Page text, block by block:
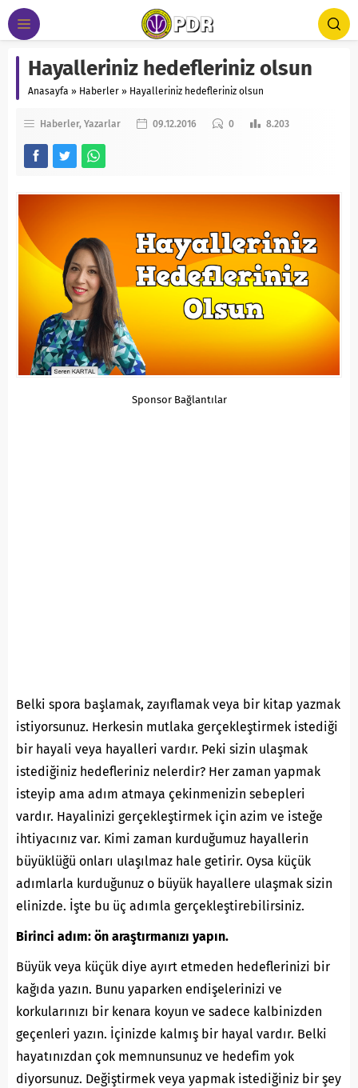
Hayalleriniz hedefleriniz olsun
Anasayfa » Haberler » Hayalleriniz hedefleriniz olsun
Haberler Yazarlar 09.12.2016 0 8.203
Sponsor Bağlantılar
Belki spora başlamak, zayıflamak veya bir kitap yazmak
istiyorsunuz. Herkesin mutlaka gerçekleştirmek istediği
bir hayali veya hayalleri vardır. Peki sizin ulaşmak
istediğiniz hedefleriniz nelerdir? Her zaman yapmak
isteyip ama adım atmaya çekinmenizin sebepleri
vardır. Hayalinizi gerçekleştirmek için azim ve isteğe
ihtiyacınız var. Kimi zaman kurduğumuz hayallerin
büyüklüğü onları ulaşılmaz hale getirir. Oysa küçük
adımlarla kurduğunuz o büyük hayallere ulaşmak sizin
elinizde. İşte bu üç adımla gerçekleştirebilirsiniz.
Birinci adım: ön araştırmanızı yapın.
Büyük veya küçük diye ayırt etmeden hedeflerinizi bir
kağıda yazın. Bunu yaparken endişelerinizi ve
korkularınızı bir kenara koyun ve sadece kalbinizden
geçenleri yazın. İçinizde kalmış bir hayal vardır. Belki
hayatınızdan çok memnunsunuz ve hedefim yok
diyorsunuz. Değiştirmek veya yapmak istediğiniz bir şey